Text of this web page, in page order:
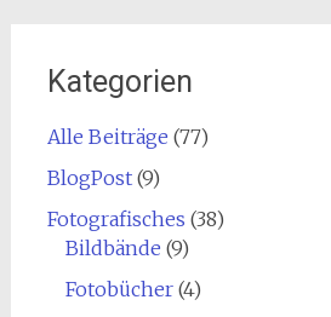
Kategorien
Alle Beiträge (77)
BlogPost(9)
Fotografisches (38)
Bildbände (9)
Fotobücher(4)